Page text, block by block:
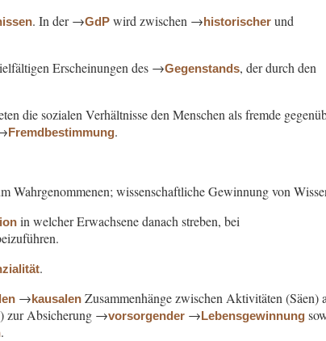
. In der →GdP wird zwischen →historischer und
Erscheinungen des →Gegenstands, der durch den
die sozialen Verhältnisse den Menschen als fremde
Fremdbestimmung.
Wahrgenommenen; wissenschaftliche Gewinnung von
in welcher Erwachsene danach streben, bei
.
→kausalen Zusammenhänge zwischen Aktivitäten (Säen)
zur Absicherung →vorsorgender →Lebensgewinnung
.